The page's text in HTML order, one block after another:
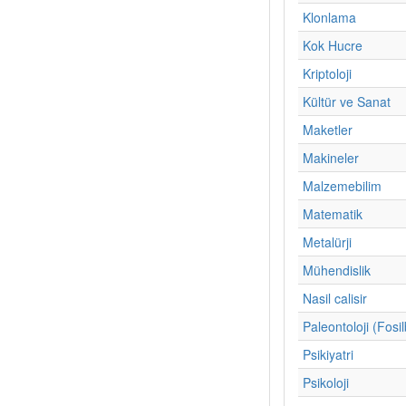
Klonlama
Kok Hucre
Kriptoloji
Kültür ve Sanat
Maketler
Makineler
Malzemebilim
Matematik
Metalürji
Mühendislik
Nasil calisir
Paleontoloji
Psikiyatri
Psikoloji